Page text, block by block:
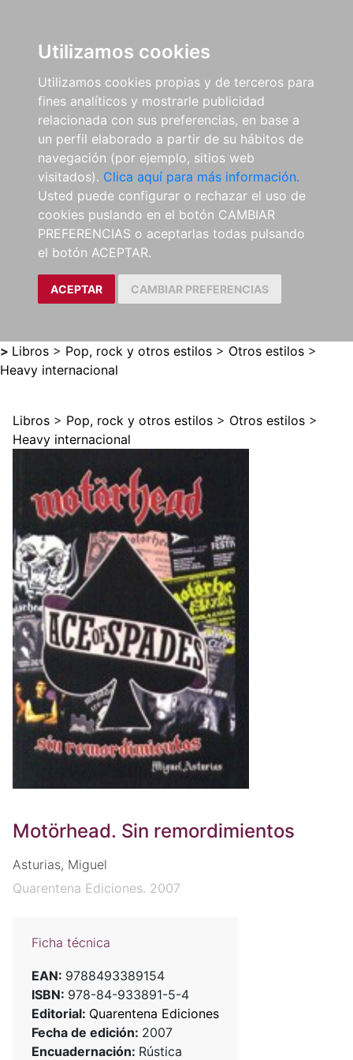
Utilizamos cookies
Utilizamos cookies propias y de terceros para
fines analíticos y mostrarle publicidad
relacionada con sus preferencias, en base a
un perfil elaborado a partir de su hábitos de
navegación (por ejemplo, sitios web
visitados). Clica aquí para más información.
Usted puede configurar o rechazar el uso de
cookies puslando en el botón CAMBIAR
PREFERENCIAS o aceptarlas todas pulsando
el botón ACEPTAR.
ACEPTAR CAMBIAR PREFERENCIAS
> Libros > Pop, rock y otros estilos > Otros estilos >
Heavy internacional
Libros > Pop, rock y otros estilos > Otros estilos >
Heavy internacional
Motörhead. Sin remordimientos
Asturias, Miguel
Quarentena Ediciones. 2007
Ficha técnica
EAN: 9788493389154
ISBN: 978-84-933891-5-4
Editorial: Quarentena Ediciones
Fecha de edición: 2007
Encuadernación: Rústica